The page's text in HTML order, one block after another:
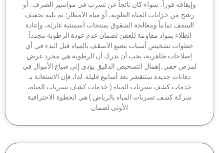
فوراً، سواء كان ناتجاً عن تسرب في مواسير الصرف، أو
رشح من خزانات المياه العلوية، أو مياه الأمطار؛ ثم يليه تجفيف
السقف تماماً ومعالجة الشقوق بمنتجات أسمنتية عازلة، وإعادة
الطلاء بمواد مقاومة للعفن لضمان عدم عودة الرطوبة مجدداً.
خطوات تشخيص أسباب تشبع الأسقف بالمياه قبل البدء في أي
إصلاحات ظاهرية، يجب أن ندرك أن الرطوبة هي مجرد عرض
خفي. إهمال التشخيص الدقيق يؤدي إلى ضياع الأموال في
دهانات جديدة ستتقشر بعد أسابيع قليلة. لذا، فإن الاستعانة بـ
خدمات كشف تسربات المياه ( خدمات كشف تسربات المياه،
شركة كشف تسربات المياه بالرياض ) هي الخطوة الاحترافية
الأولى لضمان